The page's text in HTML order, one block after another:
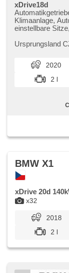
xDrive18d
Klimaanlage,
einstellbare
Parkassistent,
beheizte
Alufelgen,
odemykání,
Ursprungsland
kontaktujte naše
2020
2 l
x32
BMW X1
xDrive 20d
2018
2 l